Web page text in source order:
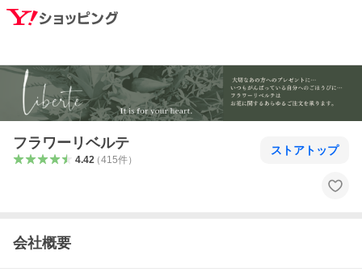
フラワーリベルテ
4.42（415件）
ストアトップ
会社概要